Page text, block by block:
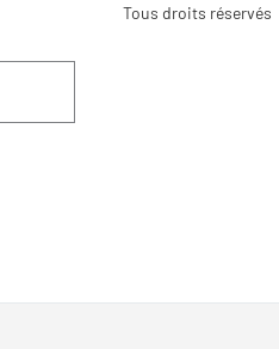
Tous droits réservés